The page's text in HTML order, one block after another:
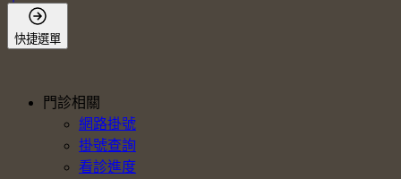
會員登入
快捷選單
門診相關
網路掛號
掛號查詢
看診進度